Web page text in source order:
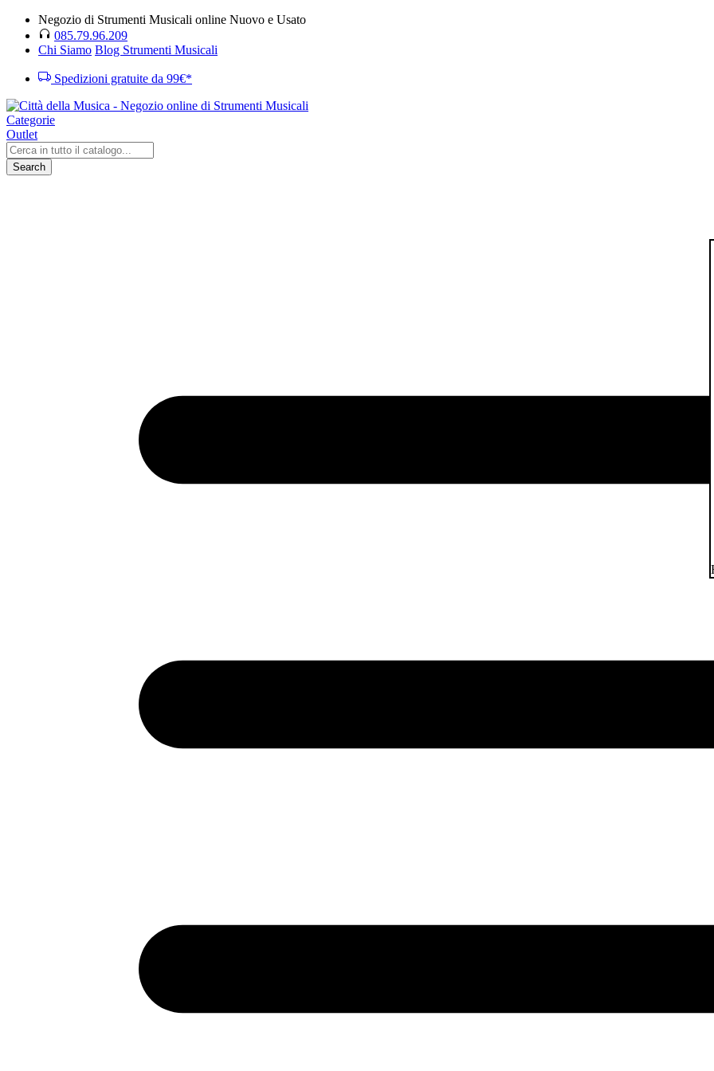
Negozio di Strumenti Musicali online Nuovo e Usato
085.79.96.209
Chi Siamo Blog Strumenti Musicali
Spedizioni gratuite da 99€*
Categorie
Outlet
Search